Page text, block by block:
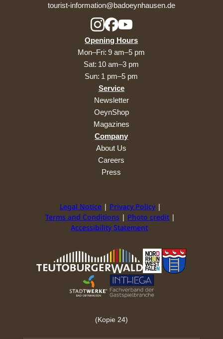
tourist-information@badoeynhausen.de
Opening Hours
Mon–Fri: 9 am–5 pm
Sat: 10 am–3 pm
Sun: 1 pm–5 pm
Service
Newsletter
OeynShop
Magazines
Company
About Us
Careers
Press
Legal Notice
Privacy Policy
Terms and Conditions
Photo credit
Accessibility Statement
(Kopie 24)